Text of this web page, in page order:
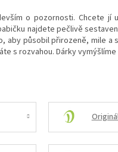
o pozornosti. Chcete
najdete pečlivě
aby působil přirozeně, mile
s rozvahou. Dárky